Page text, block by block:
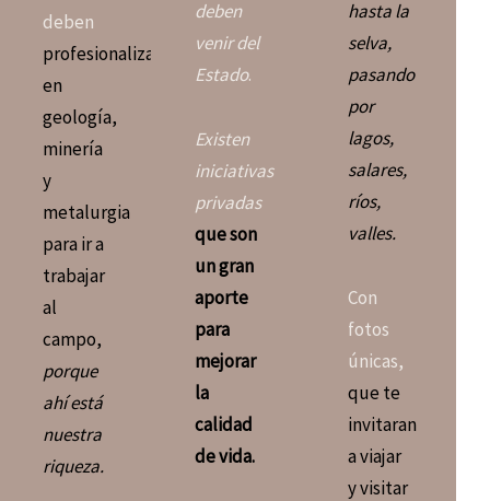
deben
profesionalizarse
en
geología,
minería
y
metalurgia
para ir a
trabajar
al
campo,
porque
ahí está
nuestra
riqueza.
deben
venir del
Estado.
Existen
iniciativas
privadas
que son
un gran
aporte
para
mejorar
la
calidad
de vida.
hasta la
selva,
pasando
por
lagos,
salares,
ríos,
valles.
Con
fotos
únicas,
que te
invitaran
a viajar
y visitar